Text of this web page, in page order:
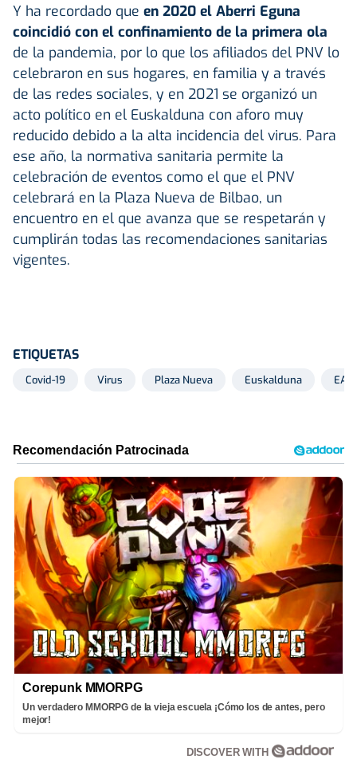
Y ha recordado que en 2020 el Aberri Eguna
coincidió con el confinamiento de la primera ola
de la pandemia, por lo que los afiliados del PNV lo
celebraron en sus hogares, en familia y a través
de las redes sociales, y en 2021 se organizó un
acto político en el Euskalduna con aforo muy
reducido debido a la alta incidencia del virus. Para
ese año, la normativa sanitaria permite la
celebración de eventos como el que el PNV
celebrará en la Plaza Nueva de Bilbao, un
encuentro en el que avanza que se respetarán y
cumplirán todas las recomendaciones sanitarias
vigentes.
ETIQUETAS
Covid-19 Virus Plaza Nueva Euskalduna EAJ
Corepunk MMORPG
Un verdadero MMORPG de la vieja escuela ¡Cómo los de antes, pero
mejor!
DISCOVER WITH